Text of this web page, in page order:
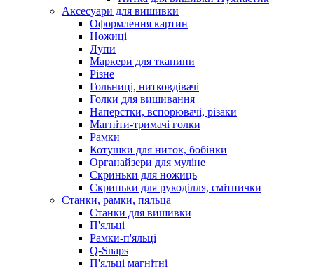
Аксесуари для вишивки
Оформлення картин
Ножиці
Лупи
Маркери для тканини
Різне
Гольниці, нитковдівачі
Голки для вишивання
Наперстки, вспорювачі, різаки
Магніти-тримачі голки
Рамки
Котушки для ниток, бобінки
Органайзери для муліне
Скриньки для ножиць
Скриньки для рукоділля, смітнички
Станки, рамки, пяльца
Станки для вишивки
П'яльці
Рамки-п'яльці
Q-Snaps
П'яльці магнітні